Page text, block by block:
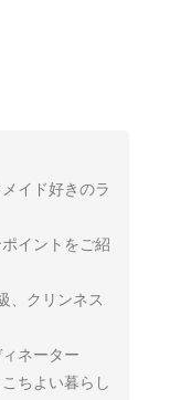
イド好きのラ
イントをご紹
、クリンネス
ネーター
ちよい暮らし